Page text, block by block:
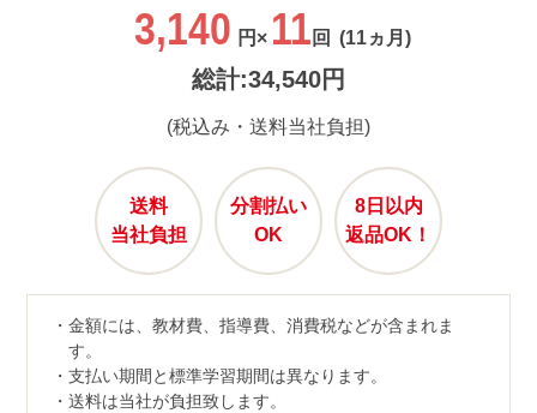
3,140 円× 11 回 (11ヵ月)
総計:34,540円
(税込み・送料当社負担)
送料
当社負担
分割払い
OK
8日以内
返品OK！
金額には、教材費、指導費、消費税などが含まれま
す。
支払い期間と標準学習期間は異なります。
送料は当社が負担致します。